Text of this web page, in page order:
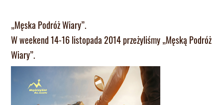
„Męska Podróż Wiary”.
W weekend 14-16 listopada 2014 przeżyliśmy „Męską Podróż
Wiary”.